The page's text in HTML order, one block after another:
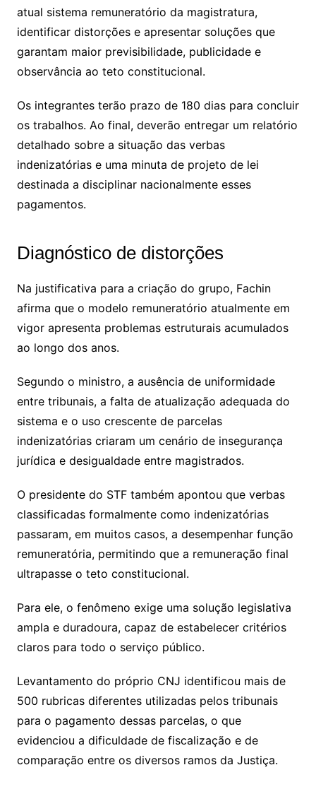
atual sistema remuneratório da magistratura,
identificar distorções e apresentar soluções que
garantam maior previsibilidade, publicidade e
observância ao teto constitucional.
Os integrantes terão prazo de 180 dias para concluir
os trabalhos. Ao final, deverão entregar um relatório
detalhado sobre a situação das verbas
indenizatórias e uma minuta de projeto de lei
destinada a disciplinar nacionalmente esses
pagamentos.
Diagnóstico de distorções
Na justificativa para a criação do grupo, Fachin
afirma que o modelo remuneratório atualmente em
vigor apresenta problemas estruturais acumulados
ao longo dos anos.
Segundo o ministro, a ausência de uniformidade
entre tribunais, a falta de atualização adequada do
sistema e o uso crescente de parcelas
indenizatórias criaram um cenário de insegurança
jurídica e desigualdade entre magistrados.
O presidente do STF também apontou que verbas
classificadas formalmente como indenizatórias
passaram, em muitos casos, a desempenhar função
remuneratória, permitindo que a remuneração final
ultrapasse o teto constitucional.
Para ele, o fenômeno exige uma solução legislativa
ampla e duradoura, capaz de estabelecer critérios
claros para todo o serviço público.
Levantamento do próprio CNJ identificou mais de
500 rubricas diferentes utilizadas pelos tribunais
para o pagamento dessas parcelas, o que
evidenciou a dificuldade de fiscalização e de
comparação entre os diversos ramos da Justiça.